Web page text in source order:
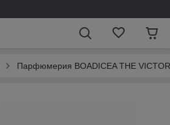
Парфюмерия BOADICEA THE